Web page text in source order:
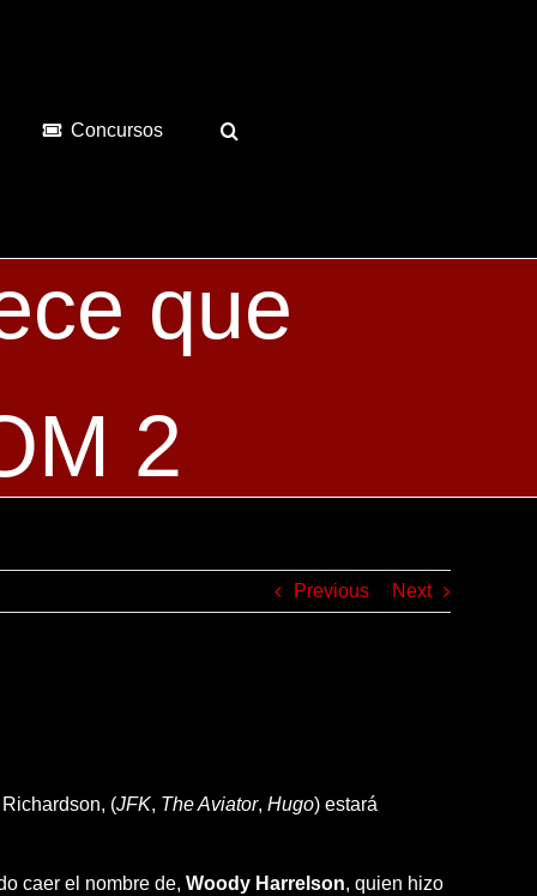
Concursos
que
2
Previous Next
(JFK, The Aviator, Hugo) estará
caer el nombre de, Woody Harrelson, quien hizo